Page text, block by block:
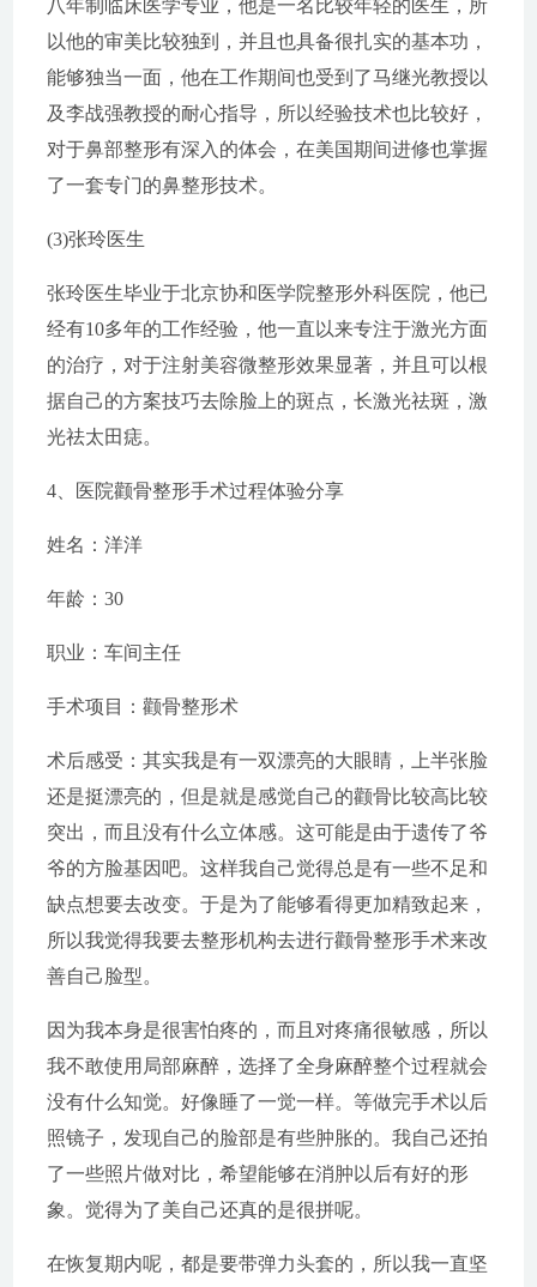
八年制临床医学专业，他是一名比较年轻的医生，所
以他的审美比较独到，并且也具备很扎实的基本功，
能够独当一面，他在工作期间也受到了马继光教授以
及李战强教授的耐心指导，所以经验技术也比较好，
对于鼻部整形有深入的体会，在美国期间进修也掌握
了一套专门的鼻整形技术。
(3)张玲医生
张玲医生毕业于北京协和医学院整形外科医院，他已
经有10多年的工作经验，他一直以来专注于激光方面
的治疗，对于注射美容微整形效果显著，并且可以根
据自己的方案技巧去除脸上的斑点，长激光祛斑，激
光祛太田痣。
4、医院颧骨整形手术过程体验分享
姓名：洋洋
年龄：30
职业：车间主任
手术项目：颧骨整形术
术后感受：其实我是有一双漂亮的大眼睛，上半张脸
还是挺漂亮的，但是就是感觉自己的颧骨比较高比较
突出，而且没有什么立体感。这可能是由于遗传了爷
爷的方脸基因吧。这样我自己觉得总是有一些不足和
缺点想要去改变。于是为了能够看得更加精致起来，
所以我觉得我要去整形机构去进行颧骨整形手术来改
善自己脸型。
因为我本身是很害怕疼的，而且对疼痛很敏感，所以
我不敢使用局部麻醉，选择了全身麻醉整个过程就会
没有什么知觉。好像睡了一觉一样。等做完手术以后
照镜子，发现自己的脸部是有些肿胀的。我自己还拍
了一些照片做对比，希望能够在消肿以后有好的形
象。觉得为了美自己还真的是很拼呢。
在恢复期内呢，都是要带弹力头套的，所以我一直坚